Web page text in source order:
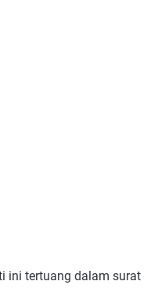
ini tertuang dalam surat